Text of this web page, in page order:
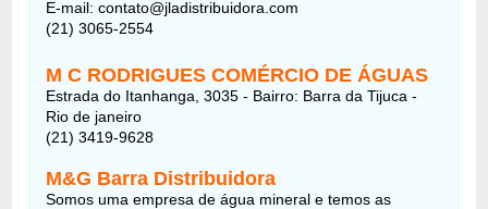
E-mail: contato@jladistribuidora.com
(21) 3065-2554
M C RODRIGUES COMÉRCIO DE ÁGUAS
Estrada do Itanhanga, 3035 - Bairro: Barra da Tijuca -
Rio de janeiro
(21) 3419-9628
M&G Barra Distribuidora
Somos uma empresa de água mineral e temos as